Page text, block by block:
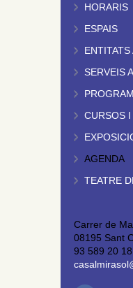
HORARIS
ESPAIS
SERVEIS
CURSOS
AGENDA
TEATRE
Carrer de
08195 Sant
93 589 20 18